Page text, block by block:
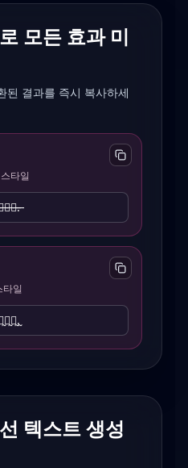
모든 효과 미
된 결과를 즉시 복사하세
타일
니̶다̶.̶
일
니̰다̰.̰
텍스트 생성